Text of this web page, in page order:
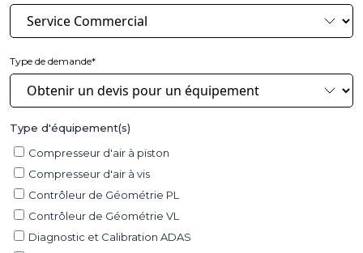
Type de demande*